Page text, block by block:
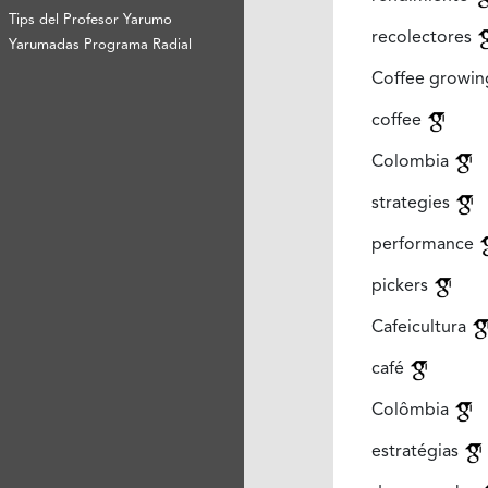
Tips del Profesor Yarumo
Yarumadas Programa Radial
recolectores
Coffee
coffee
Colombia
strategies
performance
pickers
Cafeicultura
café
Colômbia
estratégias